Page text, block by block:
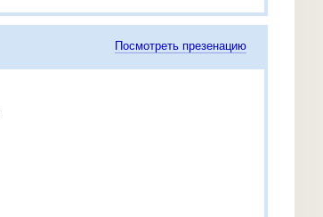
Посмотреть презенацию